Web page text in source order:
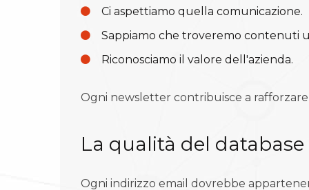
Ci aspettiamo quella comunicazione.
Sappiamo che troveremo contenuti
Riconosciamo il valore dell'azienda.
Ogni newsletter contribuisce a
La qualità del
Ogni indirizzo email dovrebbe